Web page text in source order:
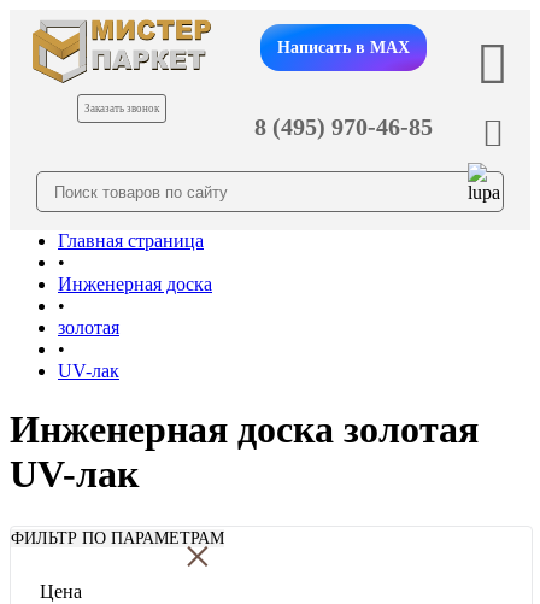
Заказать звонок
Написать в MAX
8 (495) 970-46-85
Главная страница
•
Инженерная доска
•
золотая
•
UV-лак
Инженерная доска золотая
UV-лак
ФИЛЬТР ПО ПАРАМЕТРАМ
×
Цена